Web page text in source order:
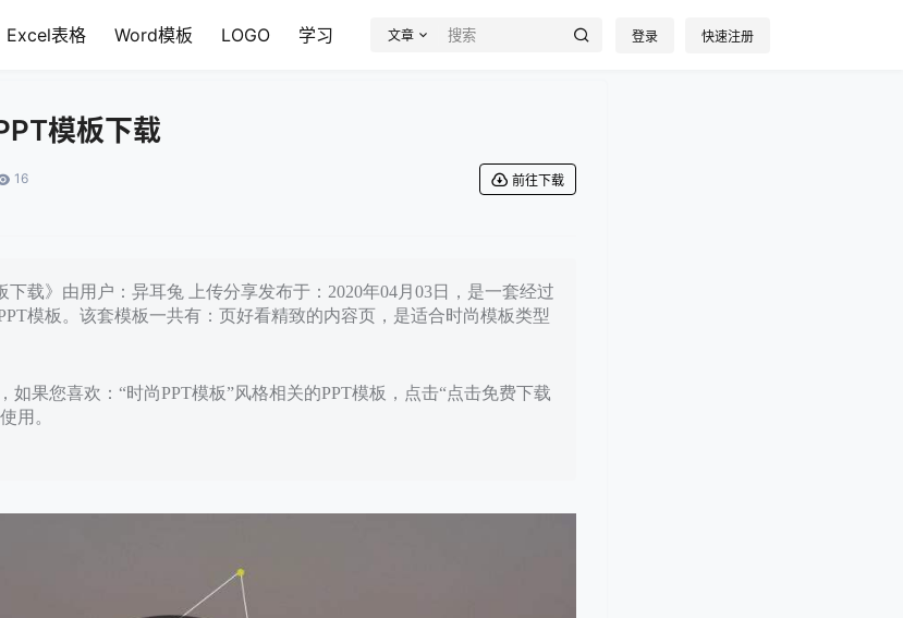
Excel表格 Word模板 LOGO 学习 文章 登录 快速注册
模板下载
16 前往下载
下载》由用户：异耳兔 上传分享发布于：2020年04月03日，是一套经过
模板。该套模板一共有：页好看精致的内容页，是适合时尚模板类型
如果您喜欢：“时尚PPT模板”风格相关的PPT模板，点击“点击免费下载
用。